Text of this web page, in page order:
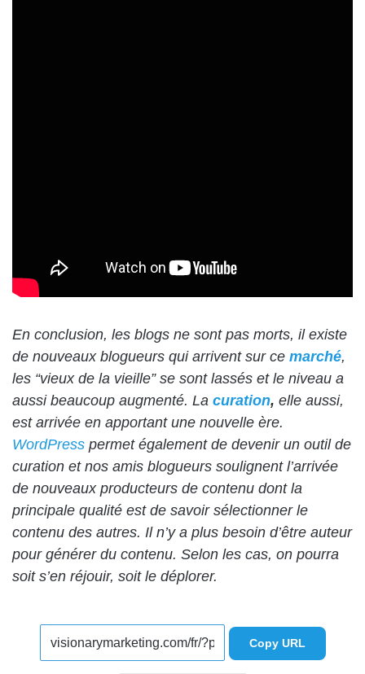
En conclusion, les blogs ne sont pas morts, il existe
de nouveaux blogueurs qui arrivent sur ce marché,
les “vieux de la vieille” se sont lassés et le niveau a
aussi beaucoup augmenté. La curation, elle aussi,
est arrivée en apportant une nouvelle ère.
WordPress permet également de devenir un outil de
curation et nos amis blogueurs soulignent l’arrivée
de nouveaux producteurs de contenu dont la
principale qualité est de savoir sélectionner le
contenu des autres. Il n’y a plus besoin d’être auteur
pour générer du contenu. Selon les cas, on pourra
soit s’en réjouir, soit le déplorer.
Copy URL